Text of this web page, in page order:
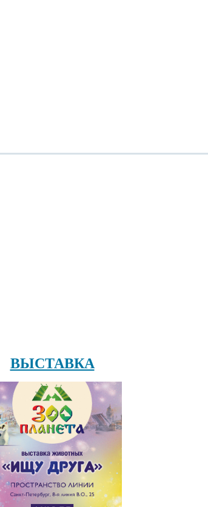
ВЫСТАВКА